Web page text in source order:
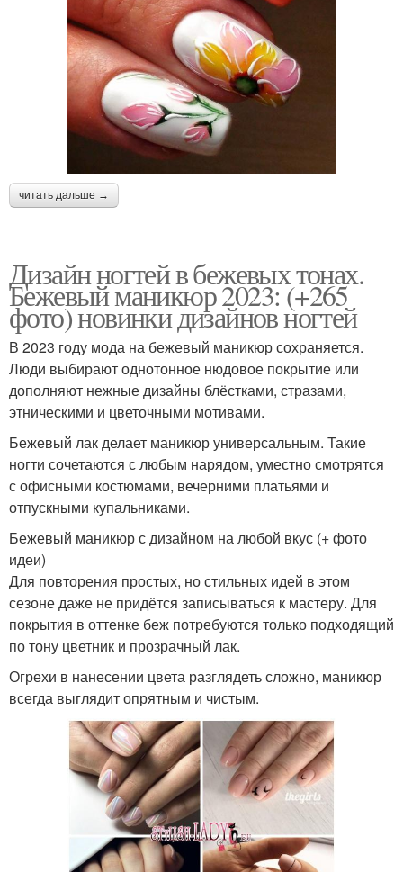
Простые цветы Цвета на ногтяхдизайн
Полупрозрачные цветы
читать дальше →
Дизайн ногтей в бежевых тонах.
Бежевый маникюр 2023: (+265
фото) новинки дизайнов ногтей
В 2023 году мода на бежевый маникюр сохраняется.
Люди выбирают однотонное нюдовое покрытие или
дополняют нежные дизайны блёстками, стразами,
этническими и цветочными мотивами.
Бежевый лак делает маникюр универсальным. Такие
ногти сочетаются с любым нарядом, уместно смотрятся
с офисными костюмами, вечерними платьями и
отпускными купальниками.
Бежевый маникюр с дизайном на любой вкус (+ фото
идеи)
Для повторения простых, но стильных идей в этом
сезоне даже не придётся записываться к мастеру. Для
покрытия в оттенке беж потребуются только подходящий
по тону цветник и прозрачный лак.
Огрехи в нанесении цвета разглядеть сложно, маникюр
всегда выглядит опрятным и чистым.